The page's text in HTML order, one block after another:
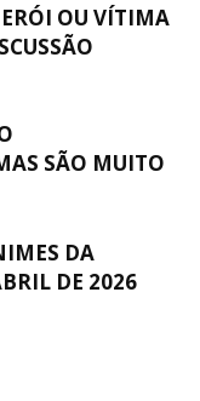
OU VÍTIMA
SÃO MUITO
DA
DE 2026